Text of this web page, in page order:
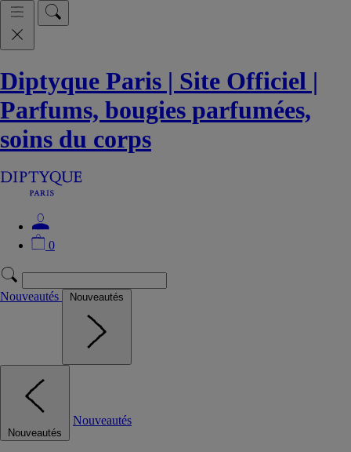
Diptyque Paris | Site Officiel |
Parfums, bougies parfumées,
soins du corps
0
Nouveautés Nouveautés
Nouveautés
Nouveautés